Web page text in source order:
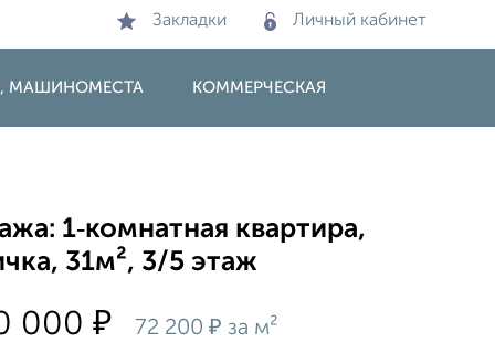
Закладки Личный кабинет
МАШИНОМЕСТА КОММЕРЧЕСКАЯ
1‑комнатная квартира,
31м², 3/5 этаж
000₽ 72 200₽ за м²